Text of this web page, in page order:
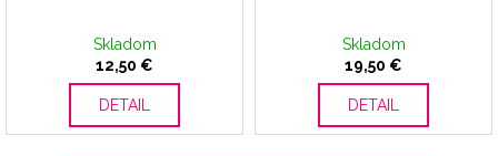
Skladom
12,50 €
DETAIL
Skladom
19,50 €
DETAIL